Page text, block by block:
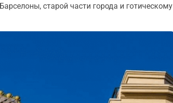
старой части города и готическому